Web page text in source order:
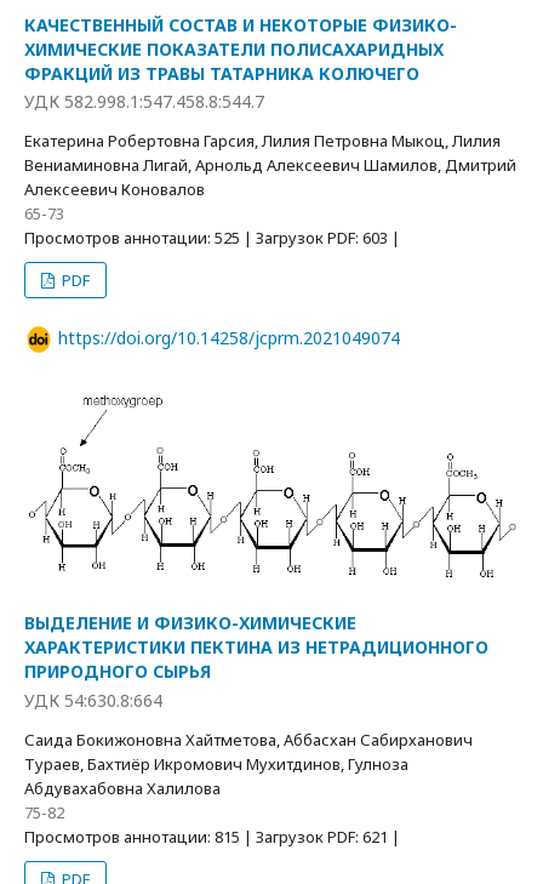
КАЧЕСТВЕННЫЙ СОСТАВ И НЕКОТОРЫЕ ФИЗИКО-
ХИМИЧЕСКИЕ ПОКАЗАТЕЛИ ПОЛИСАХАРИДНЫХ
ФРАКЦИЙ ИЗ ТРАВЫ ТАТАРНИКА КОЛЮЧЕГО
УДК 582.998.1:547.458.8:544.7
Екатерина Робертовна Гарсия, Лилия Петровна Мыкоц, Лилия
Вениаминовна Лигай, Арнольд Алексеевич Шамилов, Дмитрий
Алексеевич Коновалов
65-73
Просмотров аннотации: 525 | Загрузок PDF: 603 |
PDF
https://doi.org/10.14258/jcprm.2021049074
ВЫДЕЛЕНИЕ И ФИЗИКО-ХИМИЧЕСКИЕ
ХАРАКТЕРИСТИКИ ПЕКТИНА ИЗ НЕТРАДИЦИОННОГО
ПРИРОДНОГО СЫРЬЯ
УДК 54:630.8:664
Саида Бокижоновна Хайтметова, Аббасхан Сабирханович
Тураев, Бахтиёр Икромович Мухитдинов, Гулноза
Абдувахабовна Халилова
75-82
Просмотров аннотации: 815 | Загрузок PDF: 621 |
PDF